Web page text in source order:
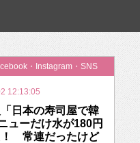
8割の壁をAIで突破。ジャストシ
バレンタインは「自分で作っ
・Instagram・SNS
12:13:05
日本の寿司屋で韓
ューだけ水が180円
！ 常連だったけど